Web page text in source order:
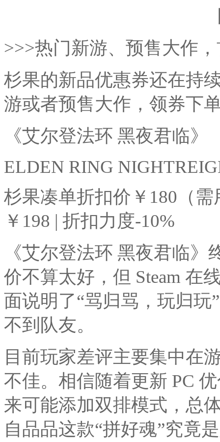
>>>热门新游、预售大作
杉果的新品优惠券还在持
游或者预售大作，领券下
《艾尔登法环 黑夜君临》
ELDEN RING
杉果凑单折扣价￥180（需
￥198 | 折扣力度-10%
《艾尔登法环 黑夜君临
价不算太好，但 Steam 在
面说明了“骂归骂，玩归
不到队友。
目前玩家差评主要集中在
不佳。相信随着更新 PC
来可能添加双排模式，总
自品品这款“拼好魂”究竟